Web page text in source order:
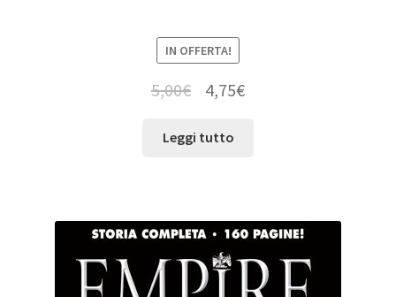
IN OFFERTA!
5,00€ 4,75€
Leggi tutto